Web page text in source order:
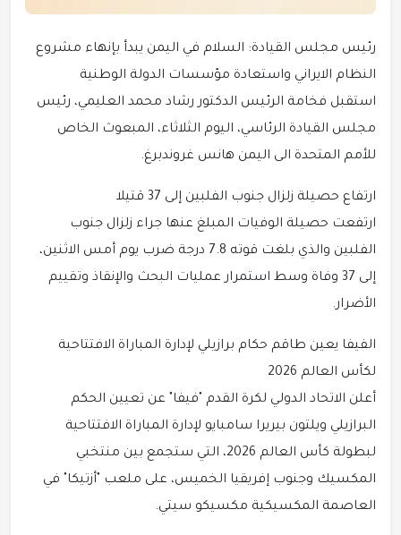
رئيس مجلس القيادة: السلام في اليمن يبدأ بإنهاء مشروع
النظام الايراني واستعادة مؤسسات الدولة الوطنية
استقبل فخامة الرئيس الدكتور رشاد محمد العليمي، رئيس
مجلس القيادة الرئاسي، اليوم الثلاثاء، المبعوث الخاص
للأمم المتحدة الى اليمن هانس غروندبرغ.
ارتفاع حصيلة زلزال جنوب الفلبين إلى 37 قتيلا
ارتفعت حصيلة الوفيات المبلغ عنها جراء زلزال جنوب
الفلبين والذي بلغت قوته 7.8 درجة ضرب يوم أمس الاثنين،
إلى 37 وفاة وسط استمرار عمليات البحث والإنقاذ وتقييم
الأضرار.
الفيفا يعين طاقم حكام برازيلي لإدارة المباراة الافتتاحية
لكأس العالم 2026
أعلن الاتحاد الدولي لكرة القدم "فيفا" عن تعيين الحكم
البرازيلي ويلتون بيريرا سامبايو لإدارة المباراة الافتتاحية
لبطولة كأس العالم 2026، التي ستجمع بين منتخبي
المكسيك وجنوب إفريقيا الخميس، على ملعب "أزتيكا" في
العاصمة المكسيكية مكسيكو سيتي.